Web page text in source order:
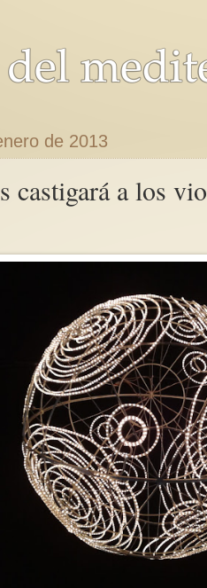
de 2013
castigará a los